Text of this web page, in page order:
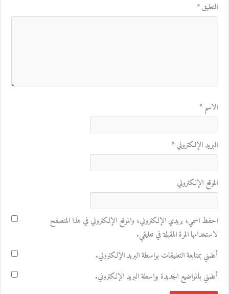
التعليق*
الاسم*
البريد الإلكتروني*
الموقع الإلكتروني
احفظ اسمي، بريدي الإلكتروني، والموقع الإلكتروني في هذا المتصفح
لاستخدامها المرة المقبلة في تعليقي.
أعلمني بمتابعة التعليقات بواسطة البريد الإلكتروني.
أعلمني بالمواضيع الجديدة بواسطة البريد الإلكتروني.